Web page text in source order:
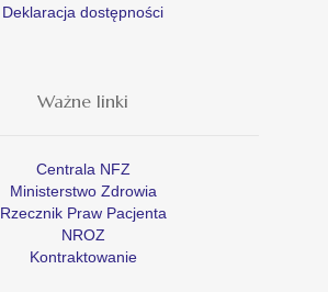
Deklaracja dostępności
Ważne linki
Centrala NFZ
Ministerstwo Zdrowia
Rzecznik Praw Pacjenta
NROZ
Kontraktowanie